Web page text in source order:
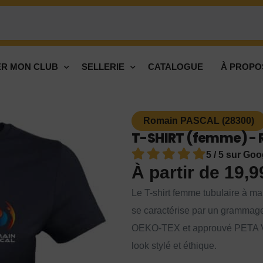
MON CLUB SELLERIE CATALOGUE À
Romain PASCAL (28300)
T-SHIRT (femme) -
5 / 5 sur
À partir de
Le T-shirt femme tubulaire à
se caractérise par un
OEKO-TEX et approuvé
look stylé et éthique.